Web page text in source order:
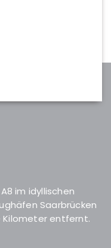
im idyllischen
Saarbrücken
Kilometer entfernt.